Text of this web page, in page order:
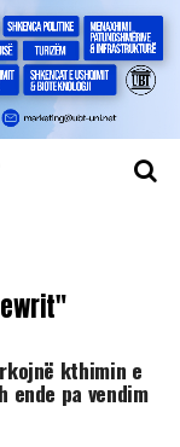
kthimin e
ende pa vendim